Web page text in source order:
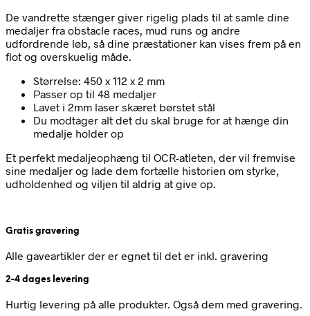
De vandrette stænger giver rigelig plads til at samle dine
medaljer fra obstacle races, mud runs og andre
udfordrende løb, så dine præstationer kan vises frem på en
flot og overskuelig måde.
Størrelse: 450 x 112 x 2 mm
Passer op til 48 medaljer
Lavet i 2mm laser skæret børstet stål
Du modtager alt det du skal bruge for at hænge din
medalje holder op
Et perfekt medaljeophæng til OCR-atleten, der vil fremvise
sine medaljer og lade dem fortælle historien om styrke,
udholdenhed og viljen til aldrig at give op.
Gratis gravering
Alle gaveartikler der er egnet til det er inkl. gravering
2-4 dages levering
Hurtig levering på alle produkter. Også dem med gravering.